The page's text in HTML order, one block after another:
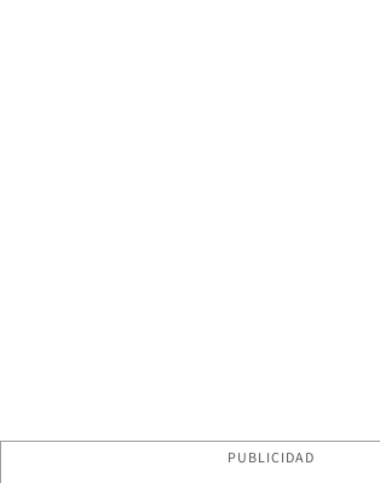
PUBLICIDAD